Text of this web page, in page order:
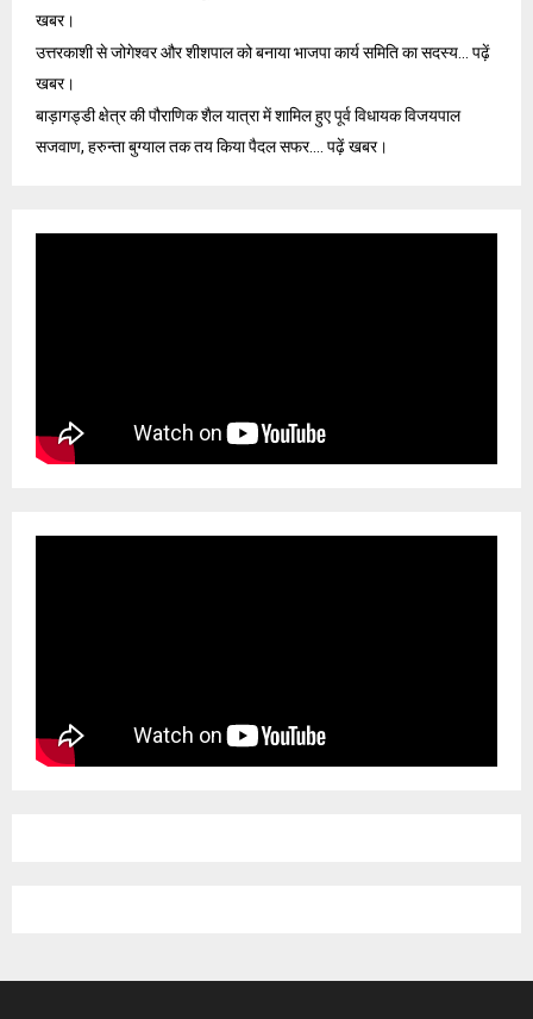
खबर।
उत्तरकाशी से जोगेश्वर और शीशपाल को बनाया भाजपा कार्य समिति का सदस्य… पढ़ें
खबर।
बाड़ागड्डी क्षेत्र की पौराणिक शैल यात्रा में शामिल हुए पूर्व विधायक विजयपाल
सजवाण, हरुन्ता बुग्याल तक तय किया पैदल सफर…. पढ़ें खबर।